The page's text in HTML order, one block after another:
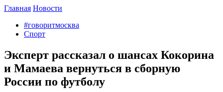
Главная Новости
#говоритмосква
Спорт
Эксперт рассказал о шансах Кокорина
и Мамаева вернуться в сборную
России по футболу